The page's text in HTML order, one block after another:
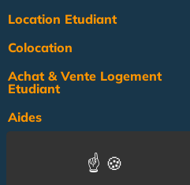
Location Etudiant
Colocation
Achat & Vente Logement
Etudiant
Aides